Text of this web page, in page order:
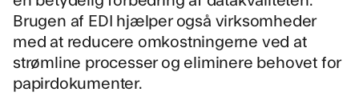
Brugen af EDI hjælper også virksomheder
med at reducere omkostningerne ved at
strømline processer og eliminere behovet for
papirdokumenter.